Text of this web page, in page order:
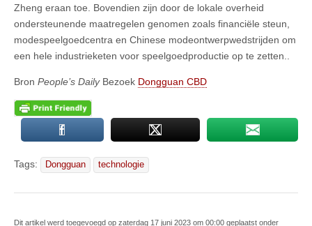
Zheng eraan toe. Bovendien zijn door de lokale overheid
ondersteunende maatregelen genomen zoals financiële steun,
modespeelgoedcentra en Chinese modeontwerpwedstrijden om
een hele industrieketen voor speelgoedproductie op te zetten..
Bron People’s Daily Bezoek Dongguan CBD
Tags: Dongguan technologie
Dit artikel werd toegevoegd op zaterdag 17 juni 2023 om 00:00 geplaatst onder